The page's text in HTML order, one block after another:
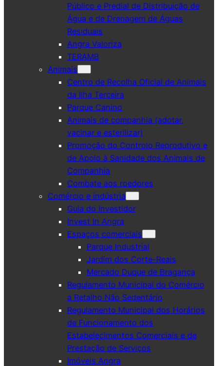
Público e Predial de Distribuição de
Água e de Drenagem de Águas
Residuais
Angra Valoriza
TERAMB
Animais
Centro de Recolha Oficial de Animais
da Ilha Terceira
Parque Canino
Animais de companhia (adotar,
vacinar e esterilizar)
Promoção do Controlo Reprodutivo e
de Apoio à Sanidade dos Animais de
Companhia
Combate aos roedores
Comércio e indústria
Guia do Investidor
Invest In Angra
Espaços comerciais
Parque Industrial
Jardim dos Corte-Reais
Mercado Duque de Bragança
Regulamento Municipal do Comércio
a Retalho Não Sedentário
Regulamento Municipal dos Horários
de Funcionamento dos
Estabelecimentos Comerciais e de
Prestação de Serviços
Imóveis Angra